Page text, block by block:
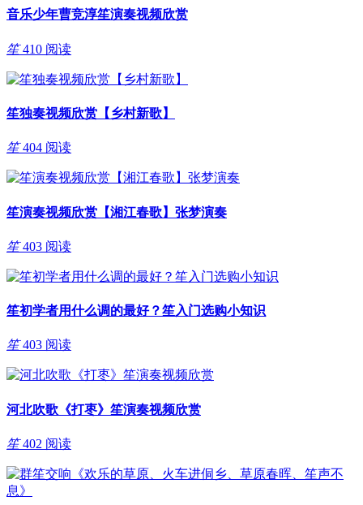
音乐少年曹竞淳笙演奏视频欣赏
笙 410 阅读
笙独奏视频欣赏【乡村新歌】
笙 404 阅读
笙演奏视频欣赏【湘江春歌】张梦演奏
笙 403 阅读
笙初学者用什么调的最好？笙入门选购小知识
笙 403 阅读
河北吹歌《打枣》笙演奏视频欣赏
笙 402 阅读